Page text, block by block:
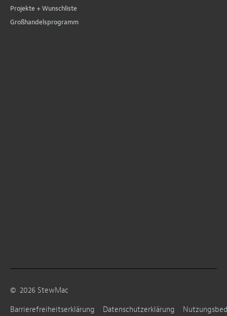
Projekte + Wunschliste
Großhandelsprogramm
© 2026 StewMac
Barrierefreiheitserklärung
Datenschutzerklärung